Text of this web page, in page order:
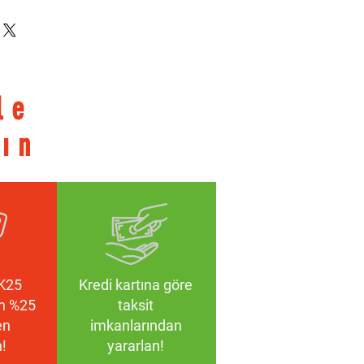
Film
%25
Kredi kartına göre
taksit
imkanlarından
yararlan!